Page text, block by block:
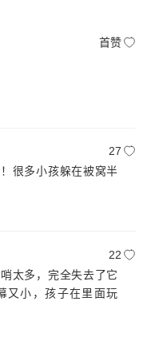
首赞
27
很多小孩躲在被窝半
22
太多，完全失去了它
又小，孩子在里面玩